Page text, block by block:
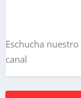
Eschucha nuestro
canal